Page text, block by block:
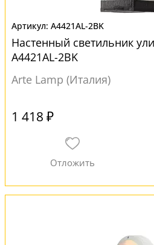
A4421AL-2BK
Настенный светильник
A4421AL-2BK
Arte Lamp (Италия)
1 418 ₽